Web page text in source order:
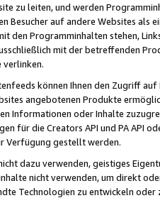
zu leiten, und werden
Besucher auf andere Websites als
den Programminhalten stehen,
mit der betreffenden
verlinken.
können Ihnen den Zugriff
angebotenen Produkte
Informationen oder Inhalte
für die Creators API und PA API
Verfügung gestellt werden.
dazu verwenden, geistiges
nicht verwenden, um direkt
Technologien zu entwickeln